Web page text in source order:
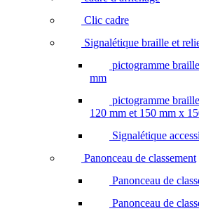
Clic cadre
Signalétique braille et
pictogramme
mm
pictogramme
120 mm et 150 mm x
Signalétique
Panonceau de classement
Panonceau de
Panonceau de